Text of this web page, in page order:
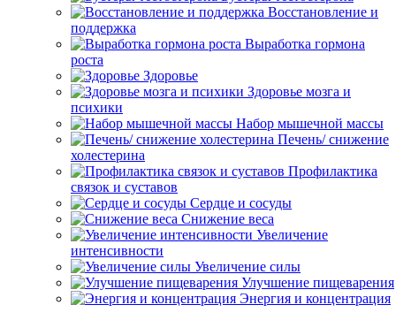
Восстановление и
поддержка
Выработка гормона
роста
Здоровье
Здоровье мозга и
психики
Набор мышечной массы
Печень/ снижение
холестерина
Профилактика
связок и суставов
Сердце и сосуды
Снижение веса
Увеличение
интенсивности
Увеличение силы
Улучшение пищеварения
Энергия и концентрация